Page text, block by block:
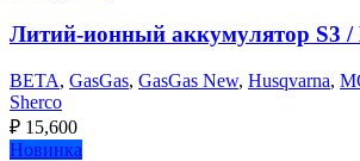
Литий-ионный аккумулятор S3 /
BETA, GasGas, GasGas New, Husqvarna,
Sherco
₽ 15,600
Новинка